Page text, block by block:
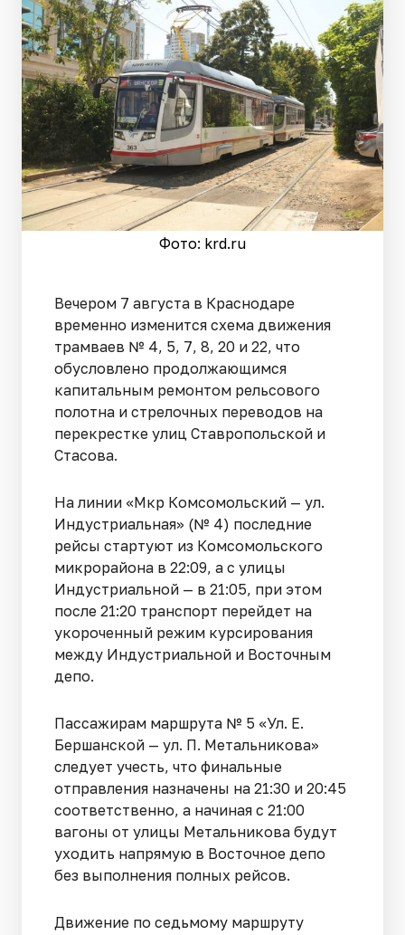
Фото: krd.ru
Вечером 7 августа в Краснодаре
временно изменится схема движения
трамваев № 4, 5, 7, 8, 20 и 22, что
обусловлено продолжающимся
капитальным ремонтом рельсового
полотна и стрелочных переводов на
перекрестке улиц Ставропольской и
Стасова.
На линии «Мкр Комсомольский — ул.
Индустриальная» (№ 4) последние
рейсы стартуют из Комсомольского
микрорайона в 22:09, а с улицы
Индустриальной — в 21:05, при этом
после 21:20 транспорт перейдет на
укороченный режим курсирования
между Индустриальной и Восточным
депо.
Пассажирам маршрута № 5 «Ул. Е.
Бершанской — ул. П. Метальникова»
следует учесть, что финальные
отправления назначены на 21:30 и 20:45
соответственно, а начиная с 21:00
вагоны от улицы Метальникова будут
уходить напрямую в Восточное депо
без выполнения полных рейсов.
Движение по седьмому маршруту